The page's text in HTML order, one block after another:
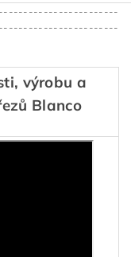
výrobu a
Blanco